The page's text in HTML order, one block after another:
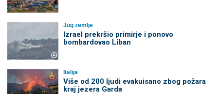
Jug zemlje
Izrael prekršio primirje i ponovo
bombardovao Liban
Italija
Više od 200 ljudi evakuisano zbog požara
kraj jezera Garda